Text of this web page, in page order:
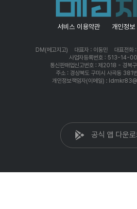
서비스 이용약관 개인정보
DM(메고지고) 대표자 : 이동민
대표전
사업자등록번호 : 513-14-
통신판매업신고번호 : 제2018 - 경북
주소 : 경상북도 구미시 사곡동 381
개인정보책임자(이메일) :
공식 앱 다운